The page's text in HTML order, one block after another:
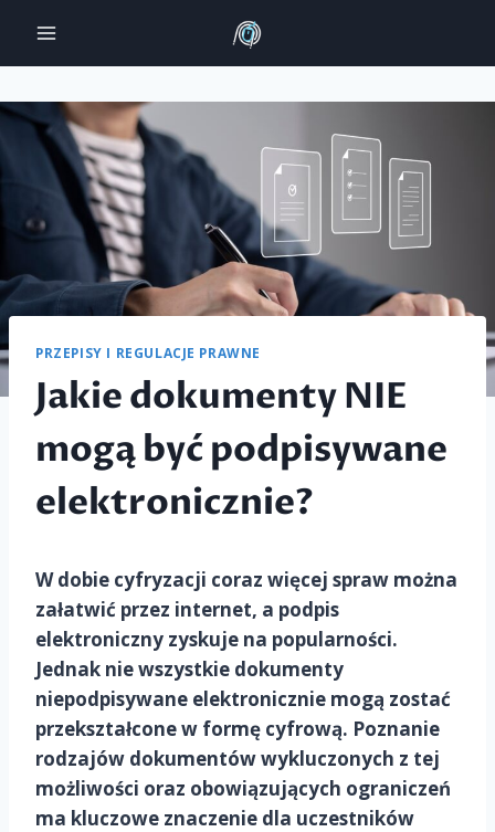
treści
PRZEPISY I REGULACJE PRAWNE
Jakie dokumenty NIE
mogą być podpisywane
elektronicznie?
W dobie cyfryzacji coraz więcej spraw można
załatwić przez internet, a podpis
elektroniczny zyskuje na popularności.
Jednak nie wszystkie dokumenty
niepodpisywane elektronicznie mogą zostać
przekształcone w formę cyfrową. Poznanie
rodzajów dokumentów wykluczonych z tej
możliwości oraz obowiązujących ograniczeń
ma kluczowe znaczenie dla uczestników